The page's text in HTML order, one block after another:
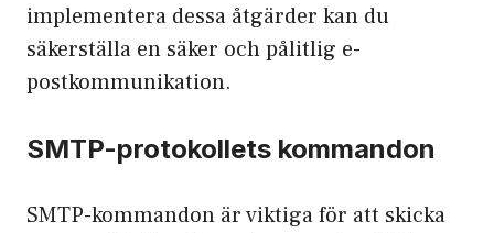
implementera dessa åtgärder kan du
säkerställa en säker och pålitlig e-
postkommunikation.
SMTP-protokollets kommandon
SMTP-kommandon är viktiga för att skicka